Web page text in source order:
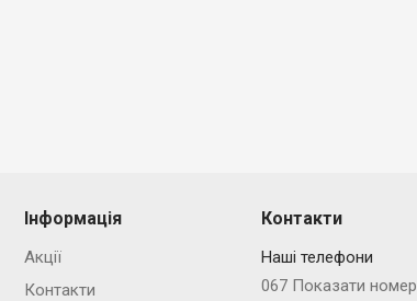
Інформація
Акції
Контакти
Контакти
Наші телефони
067 Показати номер